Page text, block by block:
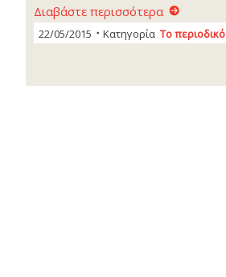
Διαβάστε περισσότερα
22/05/2015 Κατηγορία Το περιοδικό